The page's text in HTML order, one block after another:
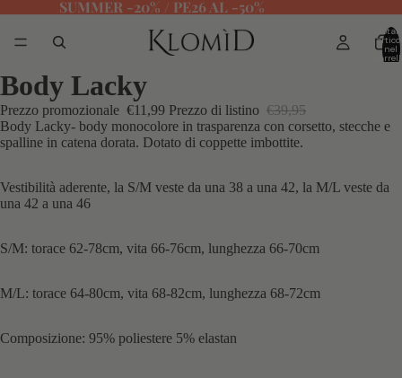
SUMMER -20% / PE26 AL -50%
Totale
nel
Body Lacky
Prezzo promozionale €11,99 Prezzo di listino €39,95
Body Lacky- body monocolore in trasparenza con corsetto, stecche e
spalline in catena dorata. Dotato di coppette imbottite.
Vestibilità aderente, la S/M veste da una 38 a una 42, la M/L veste da
una 42 a una 46
S/M: torace 62-78cm, vita 66-76cm, lunghezza 66-70cm
M/L: torace 64-80cm, vita 68-82cm, lunghezza 68-72cm
Composizione: 95% poliestere 5% elastan